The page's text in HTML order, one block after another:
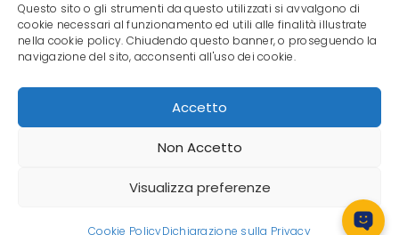
Questo sito o gli strumenti da questo utilizzati si avvalgono di
cookie necessari al funzionamento ed utili alle finalità illustrate
nella cookie policy. Chiudendo questo banner, o proseguendo la
navigazione del sito, acconsenti all'uso dei cookie.
Accetto
Non Accetto
Visualizza preferenze
Cookie PolicyDichiarazione sulla Privacy
Contatti
POLICIES
Terms and conditions